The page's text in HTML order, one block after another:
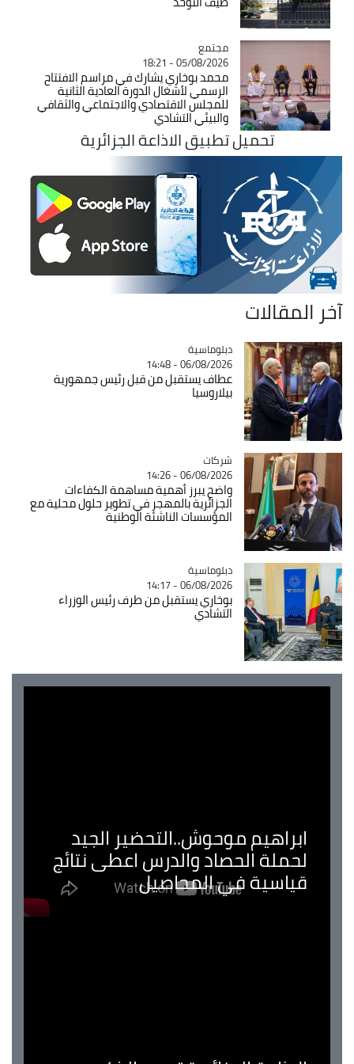
Catégorie
مجتمع
05/08/2026 - 18:21
محمد بوخاري يشارك في مراسم الافتتاح
الرسمي لأشغال الدورة العادية الثانية
للمجلس الاقتصادي والاجتماعي والثقافي
والبيئي التشادي
تحميل تطبيق الاذاعة الجزائرية
آخر المقالات
Catégorie
دبلوماسية
06/08/2026 - 14:48
عطاف يستقبل من قبل رئيس جمهورية
بيلاروسيا
Catégorie
شركات
06/08/2026 - 14:26
واضح يبرز أهمية مساهمة الكفاءات
الجزائرية بالمهجر في تطوير حلول محلية مع
المؤسسات الناشئة الوطنية
Catégorie
دبلوماسية
06/08/2026 - 14:17
بوخاري يستقبل من طرف رئيس الوزراء
التشادي
ابراهيم موحوش..التحضير الجيد
لحملة الحصاد والدرس اعطى نتائج
قياسية في المحاصيل